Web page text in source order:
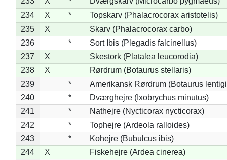
234
X *
Topskarv (Phalacrocorax aristotelis)
235
X
Skarv (Phalacrocorax carbo)
236
*
Sort Ibis (Plegadis falcinellus)
237
X
Skestork (Platalea leucorodia)
238
X
Rørdrum (Botaurus stellaris)
239
*
Amerikansk Rørdrum (Botaurus
240
*
Dværghejre (Ixobrychus minutus)
241
*
Nathejre (Nycticorax nycticorax)
242
*
Tophejre (Ardeola ralloides)
243
*
Kohejre (Bubulcus ibis)
244
X
Fiskehejre (Ardea cinerea)